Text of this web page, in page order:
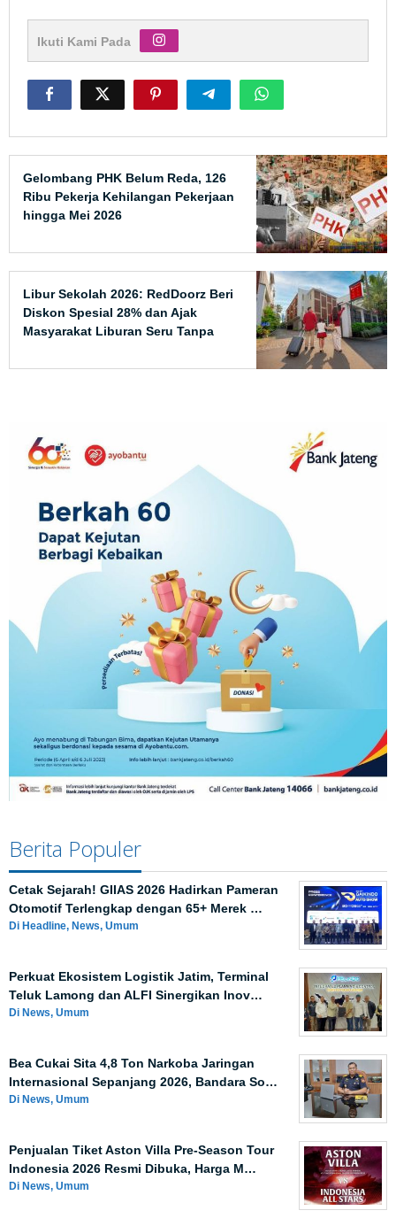
Ikuti Kami Pada
Gelombang PHK Belum Reda, 126
Ribu Pekerja Kehilangan Pekerjaan
hingga Mei 2026
Libur Sekolah 2026: RedDoorz Beri
Diskon Spesial 28% dan Ajak
Masyarakat Liburan Seru Tanpa
Berita Populer
Cetak Sejarah! GIIAS 2026 Hadirkan Pameran
Otomotif Terlengkap dengan 65+ Merek …
Di Headline, News, Umum
Perkuat Ekosistem Logistik Jatim, Terminal
Teluk Lamong dan ALFI Sinergikan Inov…
Di News, Umum
Bea Cukai Sita 4,8 Ton Narkoba Jaringan
Internasional Sepanjang 2026, Bandara So…
Di News, Umum
Penjualan Tiket Aston Villa Pre-Season Tour
Indonesia 2026 Resmi Dibuka, Harga M…
Di News, Umum